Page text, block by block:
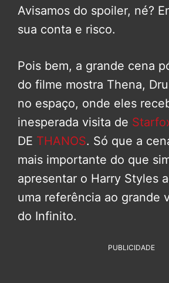
Avisamos do spoiler, né?
sua conta e risco.
Pois bem, a grande cena
do filme mostra Thena,
no espaço, onde eles
inesperada visita de
DE THANOS. Só que a
mais importante do que
apresentar o Harry Styles
uma referência ao grande
do Infinito.
PUBLICIDADE